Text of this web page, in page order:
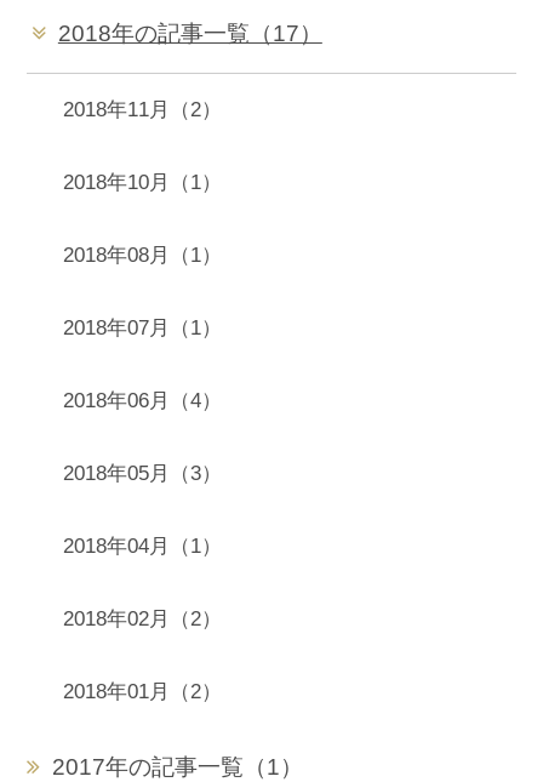
2018年の記事一覧（17）
2018年11月（2）
2018年10月（1）
2018年08月（1）
2018年07月（1）
2018年06月（4）
2018年05月（3）
2018年04月（1）
2018年02月（2）
2018年01月（2）
2017年の記事一覧（1）